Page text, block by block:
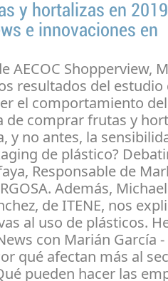
y hortalizas en 2019
e innovaciones en
AECOC Shopperview,
resultados del
el comportamiento del
comprar frutas y
y no antes, la
de plástico?
Responsable de
Además,
de ITENE, nos
al uso de plásticos.
con Marián García -
qué afectan más al
pueden hacer las